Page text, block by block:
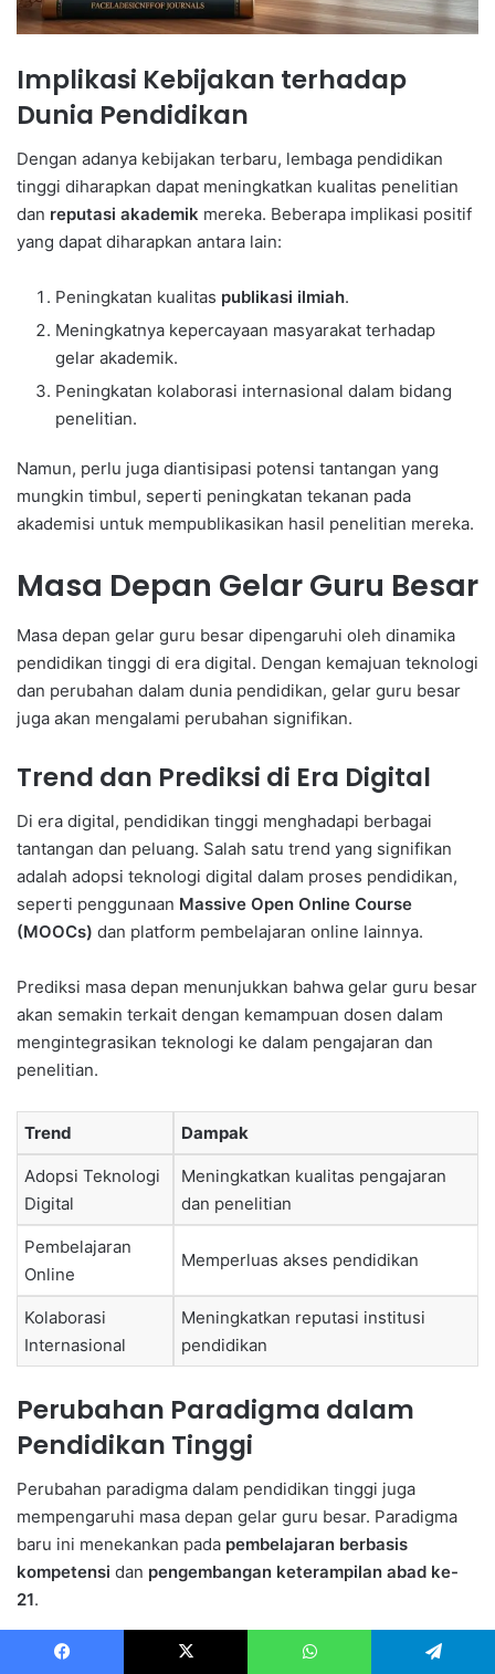
Implikasi Kebijakan terhadap
Dunia Pendidikan
Dengan adanya kebijakan terbaru, lembaga pendidikan
tinggi diharapkan dapat meningkatkan kualitas penelitian
dan reputasi akademik mereka. Beberapa implikasi positif
yang dapat diharapkan antara lain:
Peningkatan kualitas publikasi ilmiah.
Meningkatnya kepercayaan masyarakat terhadap
gelar akademik.
Peningkatan kolaborasi internasional dalam bidang
penelitian.
Namun, perlu juga diantisipasi potensi tantangan yang
mungkin timbul, seperti peningkatan tekanan pada
akademisi untuk mempublikasikan hasil penelitian mereka.
Masa Depan Gelar Guru Besar
Masa depan gelar guru besar dipengaruhi oleh dinamika
pendidikan tinggi di era digital. Dengan kemajuan teknologi
dan perubahan dalam dunia pendidikan, gelar guru besar
juga akan mengalami perubahan signifikan.
Trend dan Prediksi di Era Digital
Di era digital, pendidikan tinggi menghadapi berbagai
tantangan dan peluang. Salah satu trend yang signifikan
adalah adopsi teknologi digital dalam proses pendidikan,
seperti penggunaan Massive Open Online Course
(MOOCs) dan platform pembelajaran online lainnya.
Prediksi masa depan menunjukkan bahwa gelar guru besar
akan semakin terkait dengan kemampuan dosen dalam
mengintegrasikan teknologi ke dalam pengajaran dan
penelitian.
Trend Dampak
Adopsi Teknologi
Digital
Meningkatkan kualitas pengajaran
dan penelitian
Pembelajaran
Online
Memperluas akses pendidikan
Kolaborasi
Internasional
Meningkatkan reputasi institusi
pendidikan
Perubahan Paradigma dalam
Pendidikan Tinggi
Perubahan paradigma dalam pendidikan tinggi juga
mempengaruhi masa depan gelar guru besar. Paradigma
baru ini menekankan pada pembelajaran berbasis
kompetensi dan pengembangan keterampilan abad ke-
21.
Oleh karena itu, gelar guru besar tidak hanya diukur dari